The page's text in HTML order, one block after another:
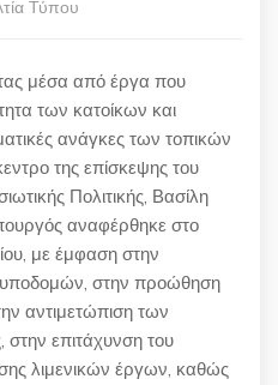
Τύπου
μέσα από έργα που
των κατοίκων και
ανάγκες των τοπικών
της επίσκεψης του
Πολιτικής, Βασίλη
αναφέρθηκε στο
με έμφαση στην
υποδομών, στην προώθηση
αντιμετώπιση των
επιτάχυνση του
λιμενικών έργων, καθώς